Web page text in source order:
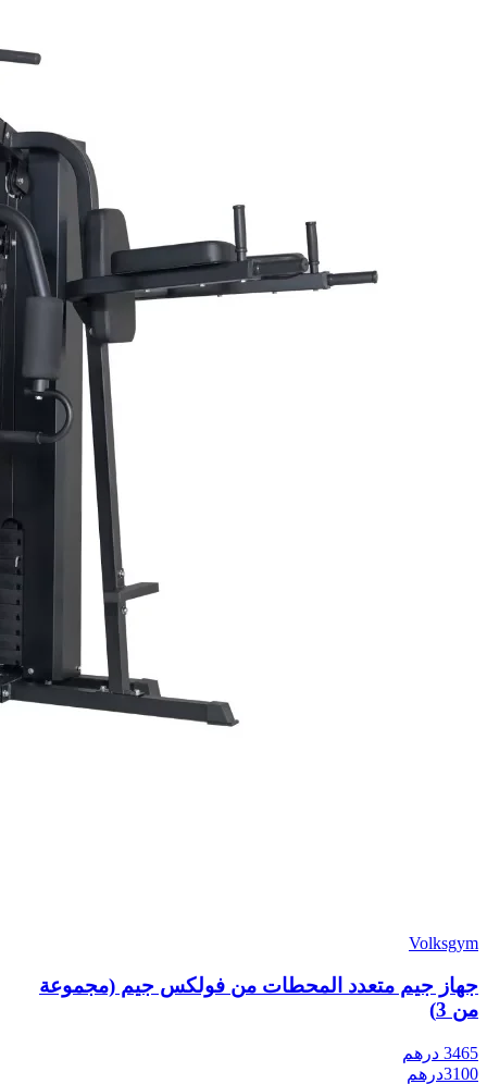
Volksgym
جهاز جيم متعدد المحطات من فولكس جيم (مجموعة
من 3)
3465 درهم
3100درهم